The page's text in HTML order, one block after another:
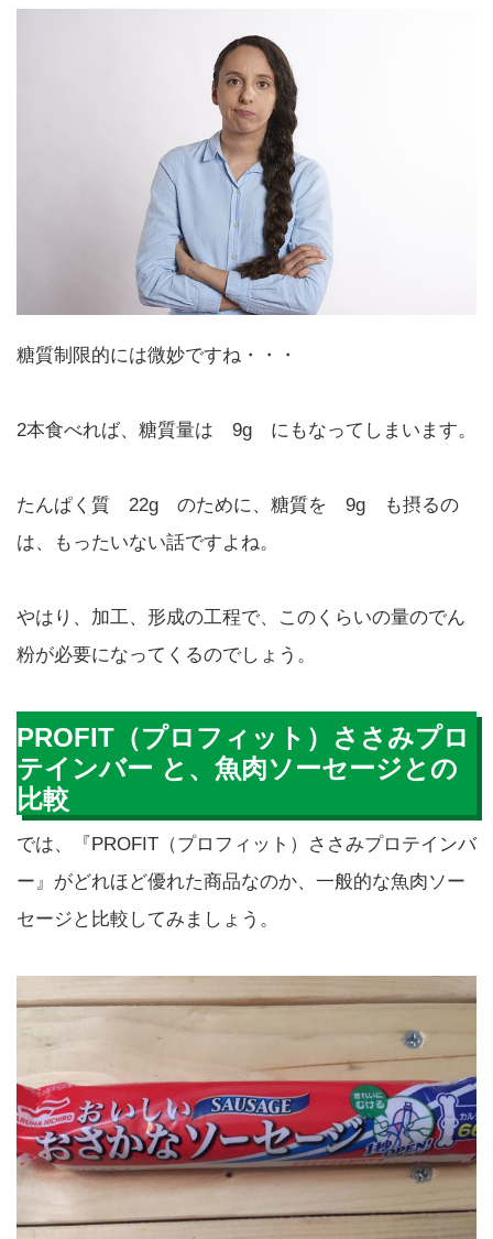
糖質制限的には微妙ですね・・・
2本食べれば、糖質量は 9g にもなってしまいます。
たんぱく質 22g のために、糖質を 9g も摂るの
は、もったいない話ですよね。
やはり、加工、形成の工程で、このくらいの量のでん
粉が必要になってくるのでしょう。
PROFIT（プロフィット）ささみプロ
テインバー と、魚肉ソーセージとの
比較
では、『PROFIT（プロフィット）ささみプロテインバ
ー』がどれほど優れた商品なのか、一般的な魚肉ソー
セージと比較してみましょう。